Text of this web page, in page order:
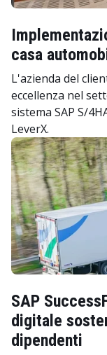
casa
L'azienda del
eccellenza nel
sistema SAP S/
LeverX.
SAP
digitale
dipendenti